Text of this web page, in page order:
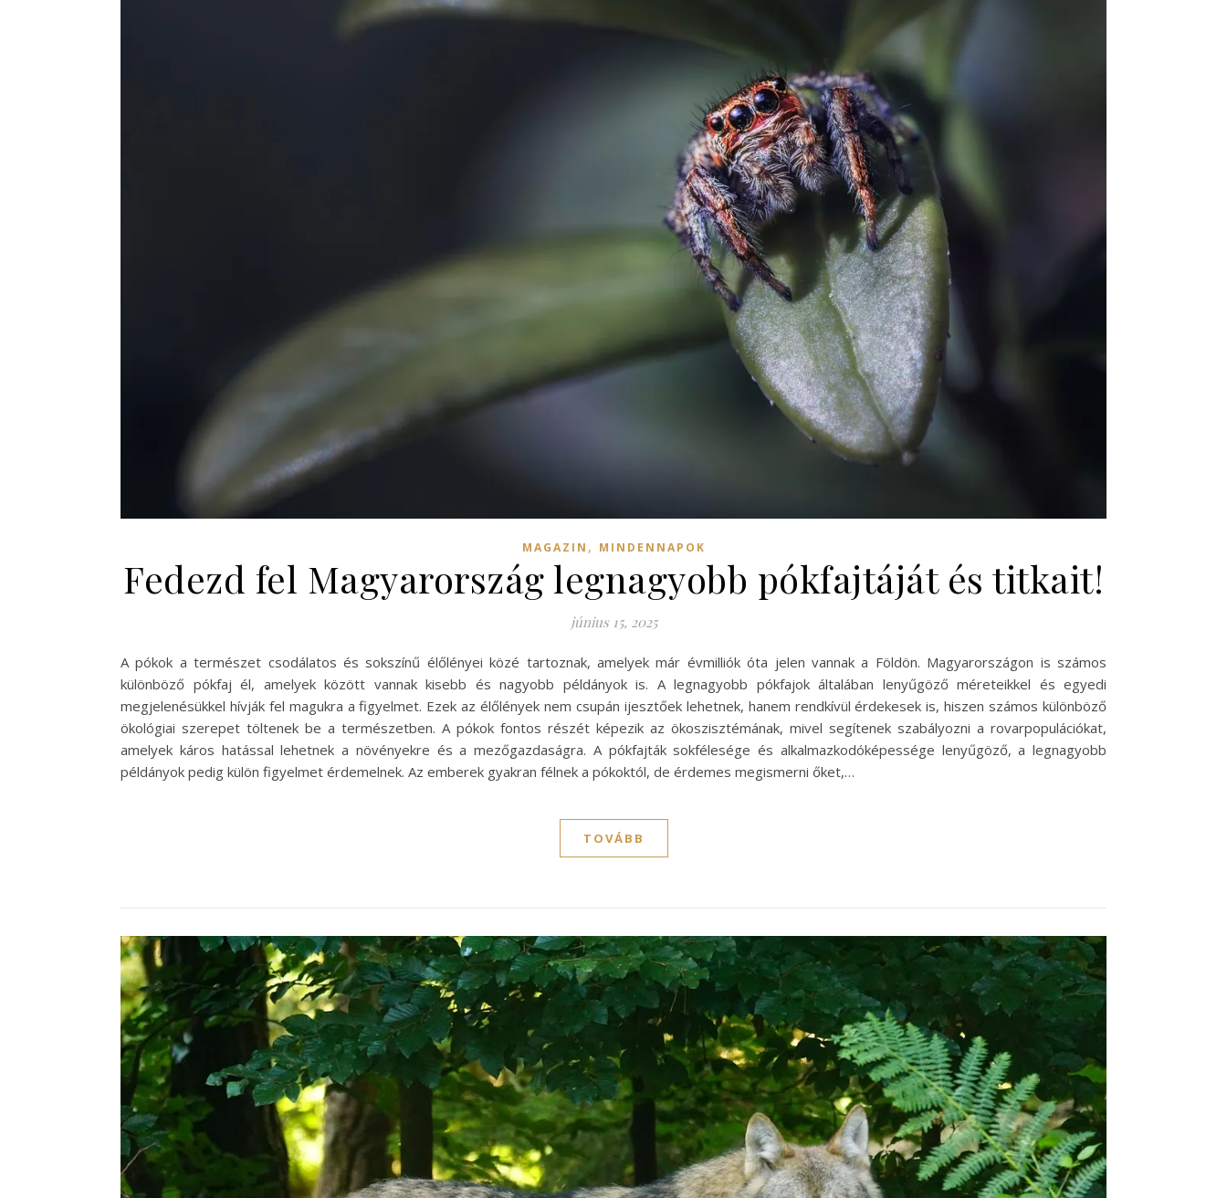
MAGAZIN , MINDENNAPOK
Fedezd fel Magyarország legnagyobb pókfajtáját és titkait!
június 15, 2025
A pókok a természet csodálatos és sokszínű élőlényei közé tartoznak, amelyek már évmilliók óta jelen vannak a Földön. Magyarországon is számos
különböző pókfaj él, amelyek között vannak kisebb és nagyobb példányok is. A legnagyobb pókfajok általában lenyűgöző méreteikkel és egyedi
megjelenésükkel hívják fel magukra a figyelmet. Ezek az élőlények nem csupán ijesztőek lehetnek, hanem rendkívül érdekesek is, hiszen számos különböző
ökológiai szerepet töltenek be a természetben. A pókok fontos részét képezik az ökoszisztémának, mivel segítenek szabályozni a rovarpopulációkat,
amelyek káros hatással lehetnek a növényekre és a mezőgazdaságra. A pókfajták sokfélesége és alkalmazkodóképessége lenyűgöző, a legnagyobb
példányok pedig külön figyelmet érdemelnek. Az emberek gyakran félnek a pókoktól, de érdemes megismerni őket,…
TOVÁBB